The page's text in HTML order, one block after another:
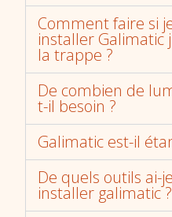
Comment faire si
installer Galimatic
la trappe ?
De combien de
t-il besoin ?
Galimatic est-il
De quels outils ai-
installer galimatic ?